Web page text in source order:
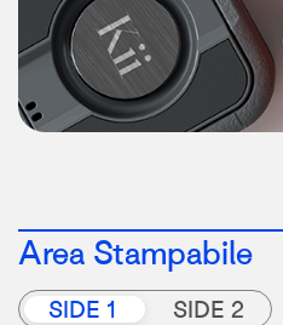
Area Stampabile
SIDE 1 SIDE 2